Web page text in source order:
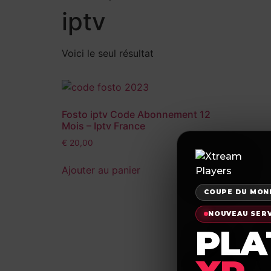
iptv
Voici le seul résultat
Fosto iptv Code Abonnement 12
Mois – Iptv France
€ 20,00
Ajouter au panier
COUPE DU
NOUVEAU